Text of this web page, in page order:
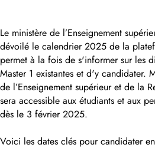
Le ministère de l’Enseignement
dévoilé le calendrier 2025 de la
permet à la fois de s'informer sur les
Master 1 existantes et d'y candidater.
de l’Enseignement supérieur et de la
sera accessible aux étudiants et aux
dès le 3 février 2025.
Voici les dates clés pour candidater